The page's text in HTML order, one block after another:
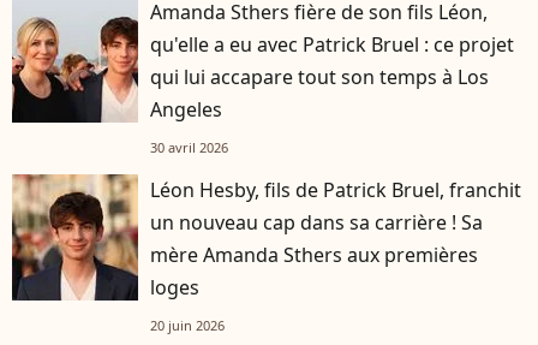
Amanda Sthers fière de son fils Léon,
qu'elle a eu avec Patrick Bruel : ce projet
qui lui accapare tout son temps à Los
Angeles
30 avril 2026
Léon Hesby, fils de Patrick Bruel, franchit
un nouveau cap dans sa carrière ! Sa
mère Amanda Sthers aux premières
loges
20 juin 2026